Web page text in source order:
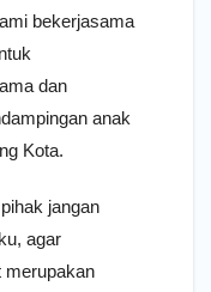
bekerjasama
dan
anak
Kota.
jangan
agar
merupakan